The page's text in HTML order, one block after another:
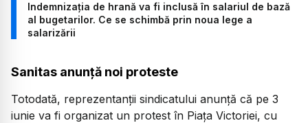
Indemnizația de hrană va fi inclusă în salariul de bază
al bugetarilor. Ce se schimbă prin noua lege a
salarizării
Sanitas anunță noi proteste
Totodată, reprezentanții sindicatului anunță că pe 3
iunie va fi organizat un protest în Piața Victoriei, cu